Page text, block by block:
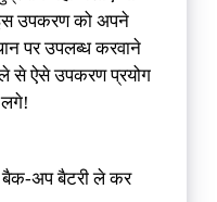
उपकरण को अपने
पर उपलब्ध करवाने
से ऐसे उपकरण प्रयोग
लगे!
बैक-अप बैटरी ले कर